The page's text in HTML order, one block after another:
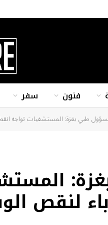
فنون سفر
طبي بغزة: المستشفيات تواجه
لنقص